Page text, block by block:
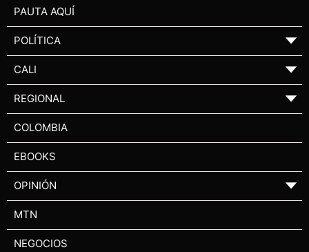
PAUTA AQUÍ
POLÍTICA ▼
CALI ▼
REGIONAL ▼
COLOMBIA
EBOOKS
OPINIÓN ▼
MTN
NEGOCIOS